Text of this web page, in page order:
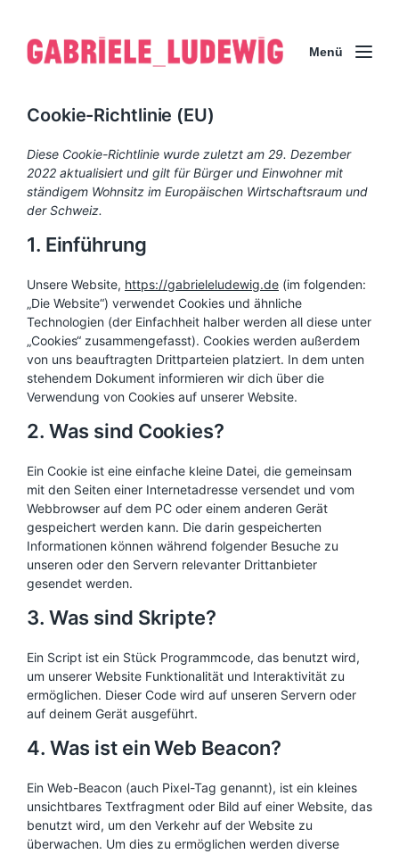
Menü
Cookie-Richtlinie (EU)
Diese Cookie-Richtlinie wurde zuletzt am 29. Dezember
2022 aktualisiert und gilt für Bürger und Einwohner mit
ständigem Wohnsitz im Europäischen Wirtschaftsraum und
der Schweiz.
1. Einführung
Unsere Website, https://gabrieleludewig.de (im folgenden:
„Die Website“) verwendet Cookies und ähnliche
Technologien (der Einfachheit halber werden all diese unter
„Cookies“ zusammengefasst). Cookies werden außerdem
von uns beauftragten Drittparteien platziert. In dem unten
stehendem Dokument informieren wir dich über die
Verwendung von Cookies auf unserer Website.
2. Was sind Cookies?
Ein Cookie ist eine einfache kleine Datei, die gemeinsam
mit den Seiten einer Internetadresse versendet und vom
Webbrowser auf dem PC oder einem anderen Gerät
gespeichert werden kann. Die darin gespeicherten
Informationen können während folgender Besuche zu
unseren oder den Servern relevanter Drittanbieter
gesendet werden.
3. Was sind Skripte?
Ein Script ist ein Stück Programmcode, das benutzt wird,
um unserer Website Funktionalität und Interaktivität zu
ermöglichen. Dieser Code wird auf unseren Servern oder
auf deinem Gerät ausgeführt.
4. Was ist ein Web Beacon?
Ein Web-Beacon (auch Pixel-Tag genannt), ist ein kleines
unsichtbares Textfragment oder Bild auf einer Website, das
benutzt wird, um den Verkehr auf der Website zu
überwachen. Um dies zu ermöglichen werden diverse